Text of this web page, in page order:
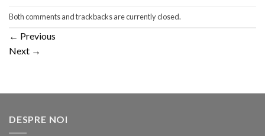
Both comments and trackbacks are currently closed.
← Previous
Next →
DESPRE NOI